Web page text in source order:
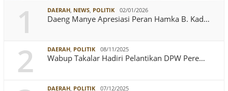
1 DAERAH, NEWS, POLITIK 02/01/2026
Daeng Manye Apresiasi Peran Hamka B. Kad…
2 DAERAH, POLITIK 08/11/2025
Wabup Takalar Hadiri Pelantikan DPW Pere…
DAERAH, POLITIK 07/12/2025